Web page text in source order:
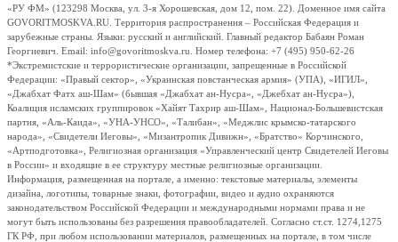
«РУ ФМ» (123298 Москва, ул. 3-я Хорошевская, дом 12, пом. 22). Доменное имя сайта
GOVORITMOSKVA.RU. Территория распространения – Российская Федерация и
зарубежные страны. Языки: русский и английский. Главный редактор Бабаян Роман
Георгиевич. Email: info@govoritmoskva.ru. Номер телефона: +7 (495) 950-62-26
*Экстремистские и террористические организации, запрещенные в Российской
Федерации: «Правый сектор», «Украинская повстанческая армия» (УПА), «ИГИЛ»,
«Джабхат Фатх аш-Шам» (бывшая «Джабхат ан-Нусра», «Джебхат ан-Нусра»),
Коалиция исламских группировок «Хайят Тахрир аш-Шам», Национал-Большевистская
партия, «Аль-Каида», «УНА-УНСО», «Талибан», «Меджлис крымско-татарского
народа», «Свидетели Иеговы», «Мизантропик Дивижн», «Братство» Корчинского,
«Артподготовка», Религиозная организация «Управленческий центр Свидетелей Иеговы
в России» и входящие в ее структуру местные религиозные организации.
Информация, размещенная на портале, а именно: текстовые материалы, элементы
дизайна, логотипы, товарные знаки, фотографии, видео и аудио охраняются
законодательством Российской Федерации и международными нормами права и не
могут быть использованы без разрешения правообладателей. Согласно ст.ст. 1274,1275
ГК РФ, при любом использовании материалов, размещенных на портале, в том числе